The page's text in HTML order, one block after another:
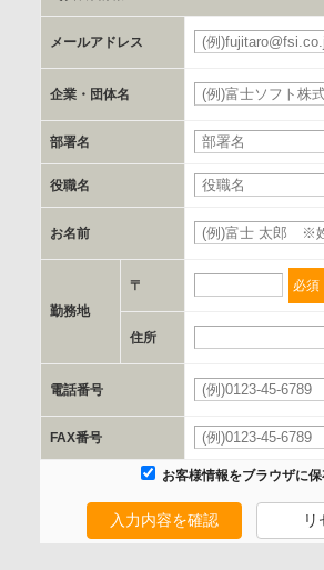
郵便番号、住所、電話番号、FAX番号、メ
c.第三者への提供の手段または手法
書類の送付又は電子的な方法
d.提供先および管理者
当社とイベント/セミナーを共同で開催する
e.個人情報取り扱いに関する契約
当社と当該企業/団体とは、個人情報取扱に
を行います。
委託の有無
なし
保有個人データの開示等および問合わせ窓
メールアドレス
企業・団体名
部署名
役職名
お名前
勤務地
〒 必須
住所
電話番号
FAX番号
お客様情報をブラウザに
入力内容を確認 リ